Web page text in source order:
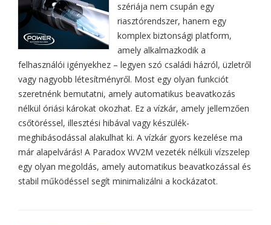
szériája nem csupán egy
riasztórendszer, hanem egy
komplex biztonsági platform,
amely alkalmazkodik a
felhasználói igényekhez – legyen szó családi házról, üzletről
vagy nagyobb létesítményről. Most egy olyan funkciót
szeretnénk bemutatni, amely automatikus beavatkozás
nélkül óriási károkat okozhat. Ez a vízkár, amely jellemzően
csőtöréssel, illesztési hibával vagy készülék-
meghibásodással alakulhat ki. A vízkár gyors kezelése ma
már alapelvárás! A Paradox WV2M vezeték nélküli vízszelep
egy olyan megoldás, amely automatikus beavatkozással és
stabil működéssel segít minimalizálni a kockázatot.